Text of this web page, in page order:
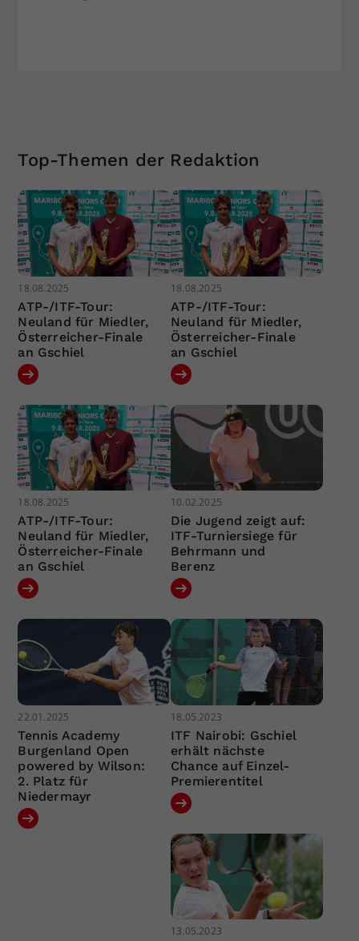
Top-Themen der Redaktion
18.08.2025
ATP-/ITF-Tour:
Neuland für Miedler,
Österreicher-Finale
an Gschiel
18.08.2025
ATP-/ITF-Tour:
Neuland für Miedler,
Österreicher-Finale
an Gschiel
18.08.2025
ATP-/ITF-Tour:
Neuland für Miedler,
Österreicher-Finale
an Gschiel
10.02.2025
Die Jugend zeigt auf:
ITF-Turniersiege für
Behrmann und
Berenz
22.01.2025
Tennis Academy
Burgenland Open
powered by Wilson:
2. Platz für
Niedermayr
18.05.2023
ITF Nairobi: Gschiel
erhält nächste
Chance auf Einzel-
Premierentitel
13.05.2023